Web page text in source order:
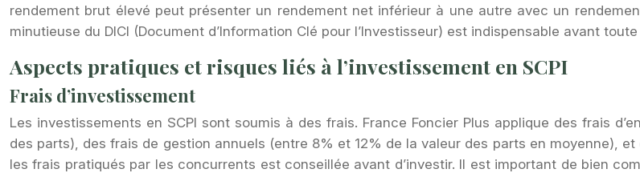
rendement brut élevé peut présenter un rendement net inférieur à une autre avec un
minutieuse du DICI (Document d’Information Clé pour l’Investisseur) est indispensable avant
Aspects pratiques et risques liés à l’investissement en SCPI
Frais d’investissement
Les investissements en SCPI sont soumis à des frais. France Foncier Plus applique des frais
des parts), des frais de gestion annuels (entre 8% et 12% de la valeur des parts en moyenne),
les frais pratiqués par les concurrents est conseillée avant d’investir. Il est important de bien